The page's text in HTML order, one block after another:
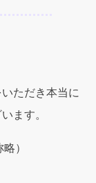
ただき本当に
ます。
）